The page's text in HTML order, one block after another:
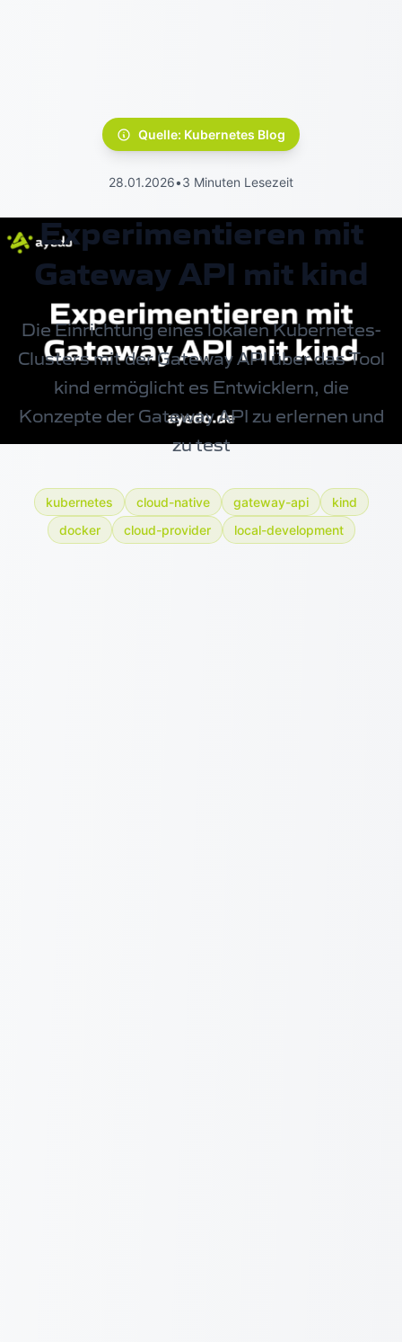
Quelle: Kubernetes Blog
28.01.2026•3 Minuten Lesezeit
Experimentieren mit
Gateway API mit kind
Die Einrichtung eines lokalenKubernetes-
Clustersmit derGateway APIüber das Tool
kind ermöglicht es Entwicklern, die
Konzepte der Gateway API zu erlernen und
zu test
kubernetes cloud-native gateway-api
kind
docker
cloud-provider local-development